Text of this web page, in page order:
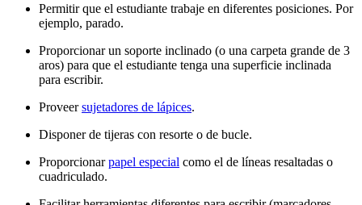
Permitir que el estudiante trabaje en diferentes posiciones. Por
ejemplo, parado.
Proporcionar un soporte inclinado (o una carpeta grande de 3
aros) para que el estudiante tenga una superficie inclinada
para escribir.
Proveersujetadores de lápices.
Disponer de tijeras con resorte o de bucle.
Proporcionarpapel especial como el de líneas resaltadas o
cuadriculado.